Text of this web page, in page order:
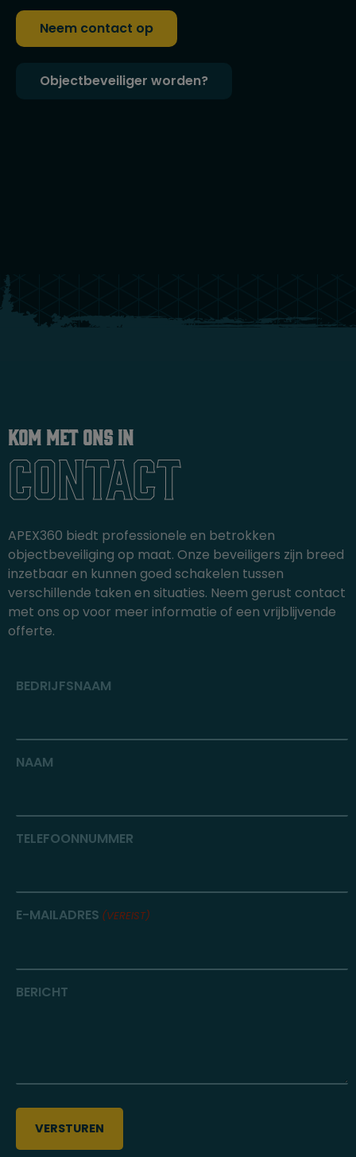
Neem contact op
Objectbeveiliger worden?
Kom met ons in
Contact
APEX360 biedt professionele en betrokken
objectbeveiliging op maat. Onze beveiligers zijn breed
inzetbaar en kunnen goed schakelen tussen
verschillende taken en situaties. Neem gerust contact
met ons op voor meer informatie of een vrijblijvende
offerte.
BEDRIJFSNAAM
NAAM
TELEFOONNUMMER
E-MAILADRES (VEREIST)
BERICHT